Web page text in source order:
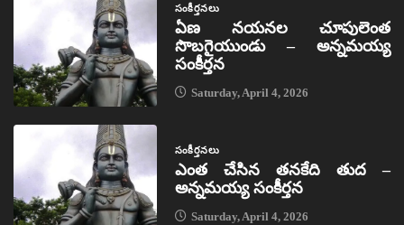
సంకీర్తనలు
ఏణ నయనల చూపులెంత
సొబగైయుండు – అన్నమయ్య
సంకీర్తన
Saturday, April 4, 2026
సంకీర్తనలు
ఎంత చేసిన తనకేది తుద –
అన్నమయ్య సంకీర్తన
Saturday, April 4, 2026